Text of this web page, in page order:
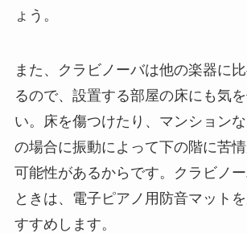
ょう。
また、クラビノーバは他の楽器に
るので、設置する部屋の床にも気
い。床を傷つけたり、マンション
の場合に振動によって下の階に苦
可能性があるからです。クラビノ
ときは、電子ピアノ用防音マット
すすめします。